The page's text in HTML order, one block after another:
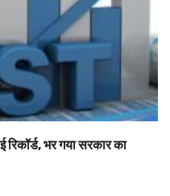
भर गया सरकार का